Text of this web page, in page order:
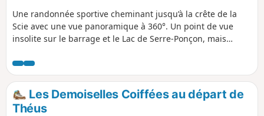
Une randonnée sportive cheminant jusqu’à la crête de la
Scie avec une vue panoramique à 360°. Un point de vue
insolite sur le barrage et le Lac de Serre-Ponçon, mais
l'Embrunais et de l'Ubaye.
Les Demoiselles Coiffées au départ de
Théus